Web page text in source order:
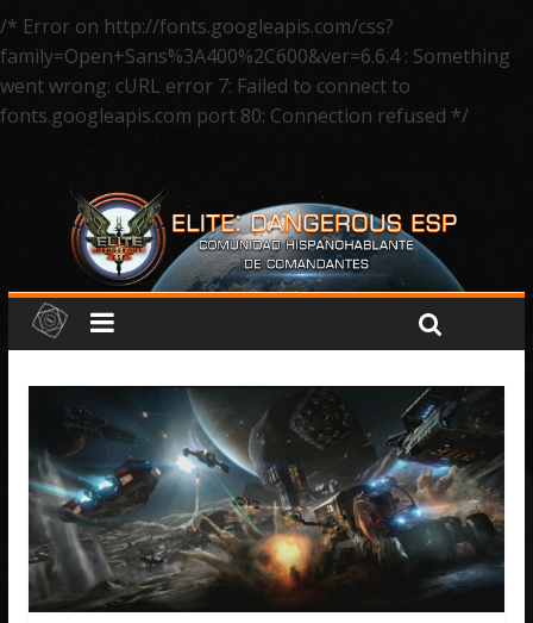
/* Error on http://fonts.googleapis.com/css?
family=Open+Sans%3A400%2C600&ver=6.6.4 : Something
went wrong: cURL error 7: Failed to connect to
fonts.googleapis.com port 80: Connection refused */